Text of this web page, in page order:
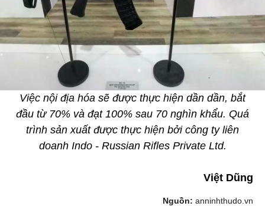
Việc nội địa hóa sẽ được thực hiện dần dần, bắt
đầu từ 70% và đạt 100% sau 70 nghìn khẩu. Quá
trình sản xuất được thực hiện bởi công ty liên
doanh Indo - Russian Rifles Private Ltd.
Việt Dũng
Nguồn: anninhthudo.vn